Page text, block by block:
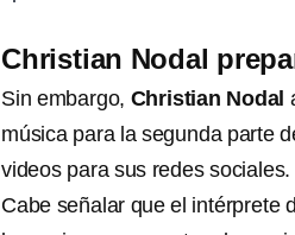
Christian Nodal
Sin embargo, Christian Nodal
música para la segunda parte
videos para sus redes sociales.
Cabe señalar que el intérprete